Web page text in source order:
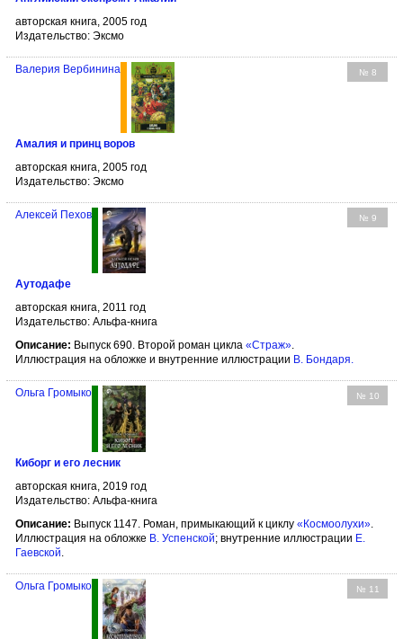
авторская книга, 2005 год
Издательство: Эксмо
№ 8
Валерия Вербинина
Амалия и принц воров
авторская книга, 2005 год
Издательство: Эксмо
№ 9
Алексей Пехов
Аутодафе
авторская книга, 2011 год
Издательство: Альфа-книга
Описание: Выпуск 690. Второй роман цикла «Страж».
Иллюстрация на обложке и внутренние иллюстрации В. Бондаря.
№ 10
Ольга Громыко
Киборг и его лесник
авторская книга, 2019 год
Издательство: Альфа-книга
Описание: Выпуск 1147. Роман, примыкающий к циклу «Космоолухи»
Иллюстрация на обложке В. Успенской; внутренние иллюстрации Е.
Гаевской
№ 11
Ольга Громыко